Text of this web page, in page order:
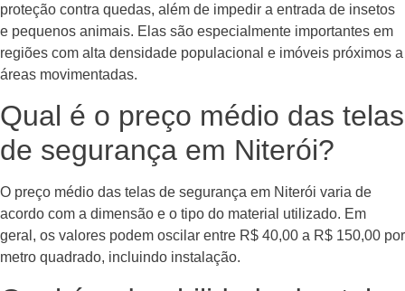
proteção contra quedas, além de impedir a entrada de insetos
e pequenos animais. Elas são especialmente importantes em
regiões com alta densidade populacional e imóveis próximos a
áreas movimentadas.
Qual é o preço médio das telas
de segurança em Niterói?
O preço médio das telas de segurança em Niterói varia de
acordo com a dimensão e o tipo do material utilizado. Em
geral, os valores podem oscilar entre R$ 40,00 a R$ 150,00 por
metro quadrado, incluindo instalação.